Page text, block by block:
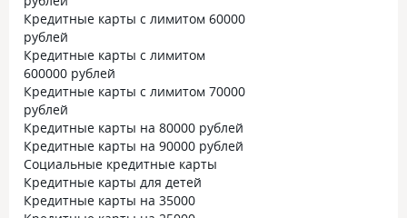
Кредитные карты с лимитом 60000
рублей
Кредитные карты с лимитом
600000 рублей
Кредитные карты с лимитом 70000
рублей
Кредитные карты на 80000 рублей
Кредитные карты на 90000 рублей
Социальные кредитные карты
Кредитные карты для детей
Кредитные карты на 35000